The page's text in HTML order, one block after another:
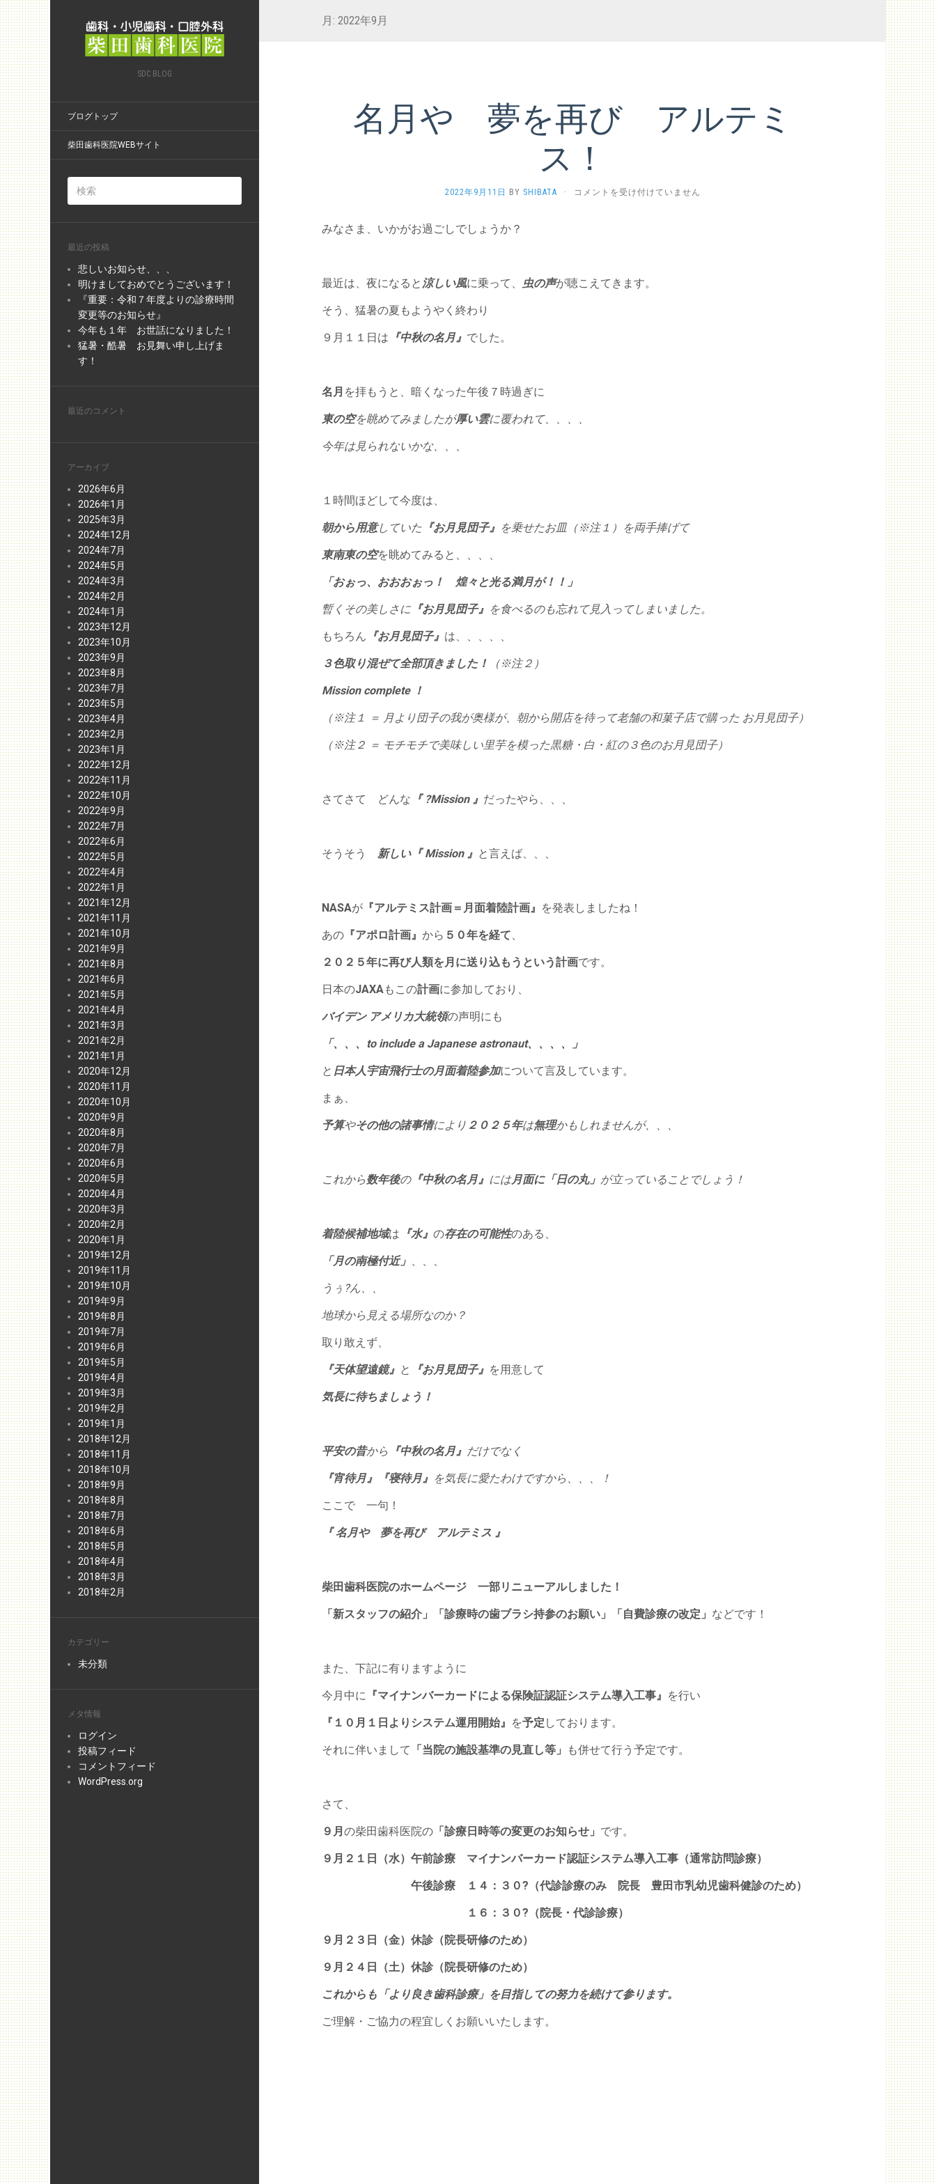
SDC BLOG
ブログトップ
柴田歯科医院WEBサイト
最近の投稿
悲しいお知らせ、、、
明けましておめでとうございます！
『重要：令和７年度よりの診療時間
変更等のお知らせ』
今年も１年 お世話になりました！
猛暑・酷暑 お見舞い申し上げま
す！
最近のコメント
アーカイブ
2026年6月
2026年1月
2025年3月
2024年12月
2024年7月
2024年5月
2024年3月
2024年2月
2024年1月
2023年12月
2023年10月
2023年9月
2023年8月
2023年7月
2023年5月
2023年4月
2023年2月
2023年1月
2022年12月
2022年11月
2022年10月
2022年9月
2022年7月
2022年6月
2022年5月
2022年4月
2022年1月
2021年12月
2021年11月
2021年10月
2021年9月
2021年8月
2021年6月
2021年5月
2021年4月
2021年3月
2021年2月
2021年1月
2020年12月
2020年11月
2020年10月
2020年9月
2020年8月
2020年7月
2020年6月
2020年5月
2020年4月
2020年3月
2020年2月
2020年1月
2019年12月
2019年11月
2019年10月
2019年9月
2019年8月
2019年7月
2019年6月
2019年5月
2019年4月
2019年3月
2019年2月
2019年1月
2018年12月
2018年11月
2018年10月
2018年9月
2018年8月
2018年7月
2018年6月
2018年5月
2018年4月
2018年3月
2018年2月
カテゴリー
未分類
メタ情報
ログイン
投稿フィード
コメントフィード
WordPress.org
月: 2022年9月
名月や 夢を再び アルテミ
ス！
2022年9月11日 BY SHIBATA ·
名
ア
コメントを受け付けていません
みなさま、いかがお過ごしでしょうか？
最近は、夜になると 涼しい風に乗って、 虫の声が聴こえてきます。
そう、猛暑の夏もようやく終わり
９月１１日は 『中秋の名月』 でした。
名月 を拝もうと、暗くなった午後７時過ぎに
東の空を眺めてみましたが厚い雲に覆われて、、、、
今年は見られないかな、、、
１時間ほどして今度は、
朝から用意していた 『お月見団子』 を乗せたお皿（※注１）を両手捧げて
東南東の空を眺めてみると、、、、
「おぉっ、おおおぉっ！ 煌々と光る満月が！！」
暫くその美しさに 『お月見団子』 を食べるのも忘れて見入ってしまいました。
もちろん 『お月見団子』 は、、、、、
３色取り混ぜて全部頂きました！ （※注２ ）
Mission complete ！
（※注１ ＝ 月より団子の我が奥様が、朝から開店を待って老舗の和菓子店で購った お月見団子）
（※注２ ＝ モチモチで美味しい里芋を模った黒糖・白・紅の３色のお月見団子）
さてさて どんな 『 ?Mission 』 だったやら、、、
そうそう 新しい『 Mission 』 と言えば、、、
NASAが 『アルテミス計画＝月面着陸計画』 を発表しましたね！
あの 『アポロ計画』 から ５０年を経て、
２０２５年に再び人類を月に送り込もうという計画です。
日本のJAXAもこの計画に参加しており、
バイデン アメリカ大統領の声明にも
「、、、to include a Japanese astronaut、、、、」
と 日本人宇宙飛行士の月面着陸参加について言及しています。
まぁ、
予算やその他の諸事情により ２０２５年は無理かもしれませんが、、、
これから数年後の『中秋の名月』 には月面に「日の丸」 が立っていることでしょう！
着陸候補地域は 『水』 の存在の可能性のある、
「月の南極付近」 、、、
うぅ?ん、、
地球から見える場所なのか？
取り敢えず、
『天体望遠鏡』 と 『お月見団子』 を用意して
気長に待ちましょう！
平安の昔から 『中秋の名月』 だけでなく
『宵待月』『寝待月』 を気長に愛たわけですから、、、！
ここで 一句！
『 名月や 夢を再び アルテミス 』
柴田歯科医院のホームページ 一部リニューアルしました！
「新スタッフの紹介」「診療時の歯ブラシ持参のお願い」「自費診療の改定」 などです！
また、下記に有りますように
今月中に 『マイナンバーカードによる保険証認証システム導入工事』 を行い
『１０月１日よりシステム運用開始』 を予定 しております。
それに伴いまして 「当院の施設基準の見直し等」 も併せて行う予定です。
さて、
９月 の柴田歯科医院の 「診療日時等の変更のお知らせ」 です。
９月２１日（水）午前診療 マイナンバーカード認証システム導入工事（通常訪問診療）
午後診療 １４：３０?（代診診療のみ 院長 豊田市乳幼児歯科健診のため）
１６：３０?（院長・代診診療）
９月２３日（金）休診（院長研修のため）
９月２４日（土）休診（院長研修のため）
これからも「より良き歯科診療」を目指しての努力を続けて参ります。
ご理解・ご協力の程宜しくお願いいたします。